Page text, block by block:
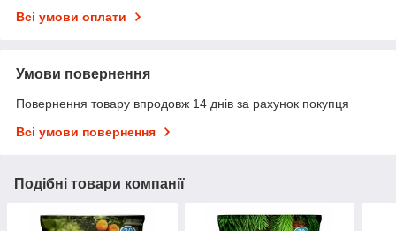
Всі умови оплати
Умови повернення
Повернення товару впродовж 14 днів за рахунок покупця
Всі умови повернення
Подібні товари компанії